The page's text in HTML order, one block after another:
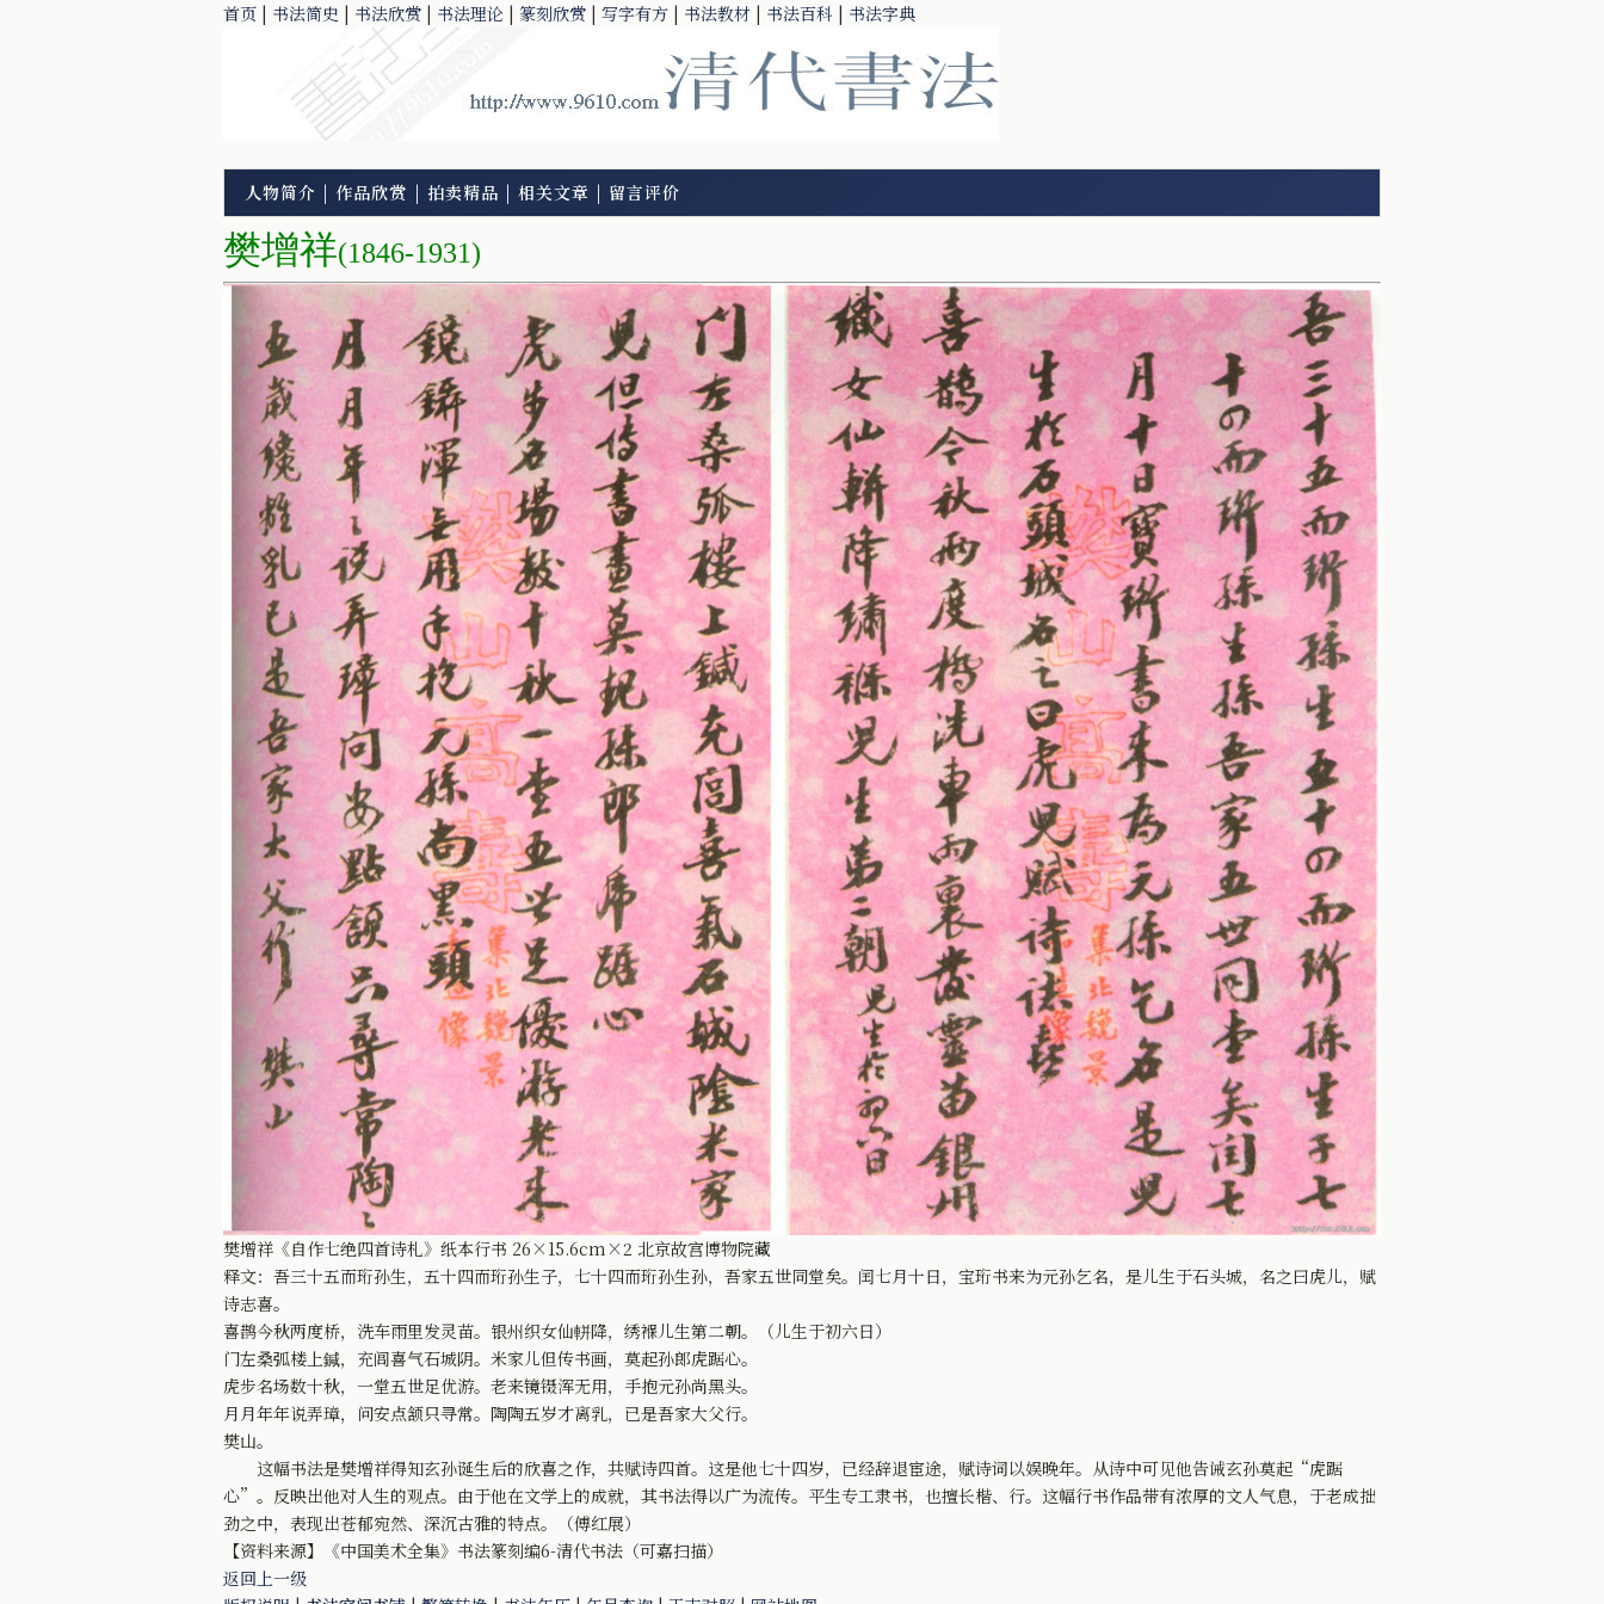
首页 | 书法简史 | 书法欣赏 | 书法理论 | 篆刻欣赏 | 写字有方 | 书法教材 | 书法百科 | 书法字典
人物简介 | 作品欣赏 | 拍卖精品 | 相关文章 | 留言评价
樊增祥(1846-1931)
樊增祥《自作七绝四首诗札》纸本行书 26×15.6cm×2 北京故宫博物院藏
释文：吾三十五而珩孙生，五十四而珩孙生子，七十四而珩孙生孙，吾家五世同堂矣。闰七月十日，宝珩书来为元孙乞名，是儿生于石头城，名之曰虎儿，赋
诗志喜。
喜鹊今秋两度桥，洗车雨里发灵苗。银州织女仙軿降，绣褓儿生第二朝。（儿生于初六日）
门左桑弧楼上鍼，充闾喜气石城阴。米家儿但传书画，莫起孙郎虎踞心。
虎步名场数十秋，一堂五世足优游。老来镜镊浑无用，手抱元孙尚黑头。
月月年年说弄璋，问安点颔只寻常。陶陶五岁才离乳，已是吾家大父行。
樊山。
这幅书法是樊增祥得知玄孙诞生后的欣喜之作，共赋诗四首。这是他七十四岁，已经辞退宦途，赋诗词以娱晚年。从诗中可见他告诫玄孙莫起“虎踞
心”。反映出他对人生的观点。由于他在文学上的成就，其书法得以广为流传。平生专工隶书，也擅长楷、行。这幅行书作品带有浓厚的文人气息，于老成拙
劲之中，表现出苍郁宛然、深沉古雅的特点。（傅红展）
【资料来源】《中国美术全集》书法篆刻编6-清代书法（可嘉扫描）
返回上一级